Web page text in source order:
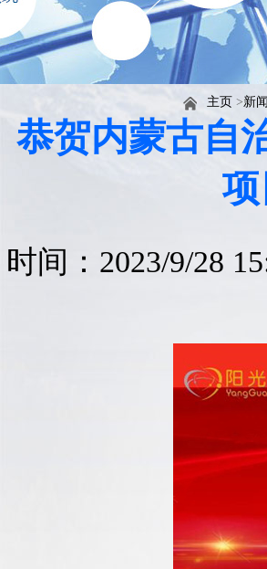
主页 >新
恭贺内蒙古自
时间：2023/9/28